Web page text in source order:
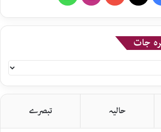
جات
حالیہ تبصرے